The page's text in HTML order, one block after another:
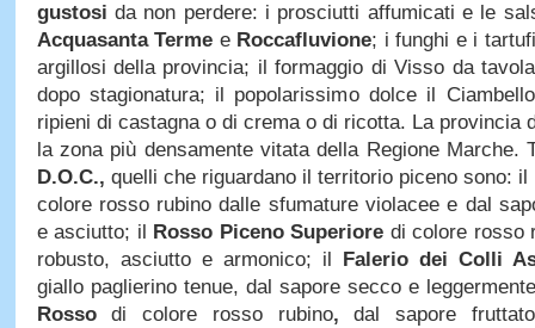
gustosi da non perdere: i prosciutti affumicati e le
Acquasanta Terme e Roccafluvione; i funghi e i
argillosi della provincia; il formaggio di Visso da
dopo stagionatura; il popolarissimo dolce il
ripieni di castagna o di crema o di ricotta. La provincia
la zona più densamente vitata della Regione Marche.
D.O.C., quelli che riguardano il territorio piceno sono: il
colore rosso rubino dalle sfumature violacee e dal
e asciutto; il Rosso Piceno Superiore di colore rosso
robusto, asciutto e armonico; il Falerio dei Colli
giallo paglierino tenue, dal sapore secco e
Rossodi colore rosso rubino,dal sapore